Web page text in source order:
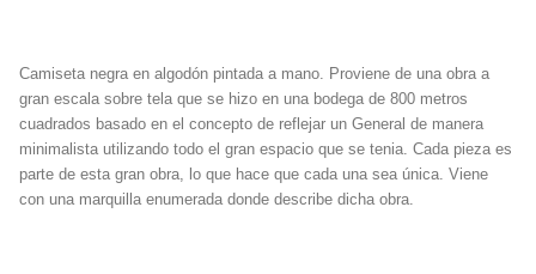
Camiseta negra en algodón pintada a mano. Proviene de una obra a
gran escala sobre tela que se hizo en una bodega de 800 metros
cuadrados basado en el concepto de reflejar un General de manera
minimalista utilizando todo el gran espacio que se tenia. Cada pieza es
parte de esta gran obra, lo que hace que cada una sea única. Viene
con una marquilla enumerada donde describe dicha obra.